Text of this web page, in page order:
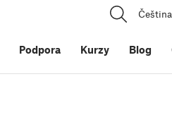
Čeština
Podpora Kurzy Blog